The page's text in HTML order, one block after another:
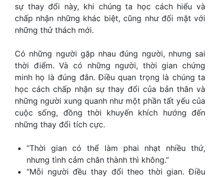
sự thay đổi này, khi chúng ta học cách hiểu và
chấp nhận những khác biệt, cũng như đối mặt với
những thử thách mới.
Có những người gặp nhau đúng người, nhưng sai
thời điểm. Và có những người, thời gian chứng
minh họ là đúng đắn. Điều quan trọng là chúng ta
học cách chấp nhận sự thay đổi của bản thân và
những người xung quanh như một phần tất yếu của
cuộc sống, đồng thời khuyến khích hướng đến
những thay đổi tích cực.
“Thời gian có thể làm phai nhạt nhiều thứ,
nhưng tình cảm chân thành thì không.”
“Mỗi người đều thay đổi theo thời gian. Điều